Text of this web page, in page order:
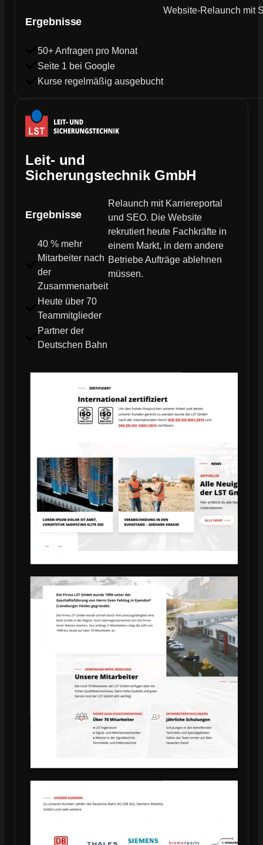
Ergebnisse
50+ Anfragen pro Monat
Seite 1 bei Google
Kurse regelmäßig ausgebucht
Website-Relaunch mit
Leit- und
Sicherungstechnik GmbH
Ergebnisse
40 % mehr
Mitarbeiter nach
der
Zusammenarbeit
Heute über 70
Teammitglieder
Partner der
Deutschen Bahn
Relaunch mit Karriereportal
und SEO. Die Website
rekrutiert heute Fachkräfte in
einem Markt, in dem andere
Betriebe Aufträge ablehnen
müssen.